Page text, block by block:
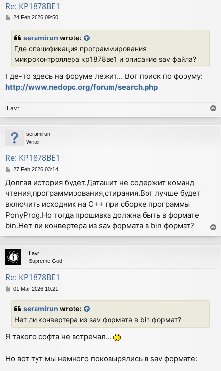
Re: КР1878ВЕ1
P24 Feb 2026 09:50
seramirun wrote:
Где спецификация программирования
микроконтроллера кр1878ве1 и описание sav файла?
Где-то здесь на форуме лежит... Вот поиск по форуму:
http://www.nedopc.org/forum/search.php
iLavr
o
p
seramirun
Writer
Re: КР1878ВЕ1
P
s
t
27 Feb 2026 03:14
Долгая история будет.Даташит не содержит команд
чтения,программирования,стирания.Вот лучше будет
включить исходник на C++ при сборке программы
PonyProg.Но тогда прошивка должна быть в формате
bin.Нет ли конвертера из sav формата в bin формат?
o
p
Lavr
Supreme God
Re: КР1878ВЕ1
P01 Mar 2026 10:21
seramirun wrote:
Нет ли конвертера из sav формата в bin формат?
Я такого софта не встречал...
Но вот тут мы немного поковырялись в sav формате: